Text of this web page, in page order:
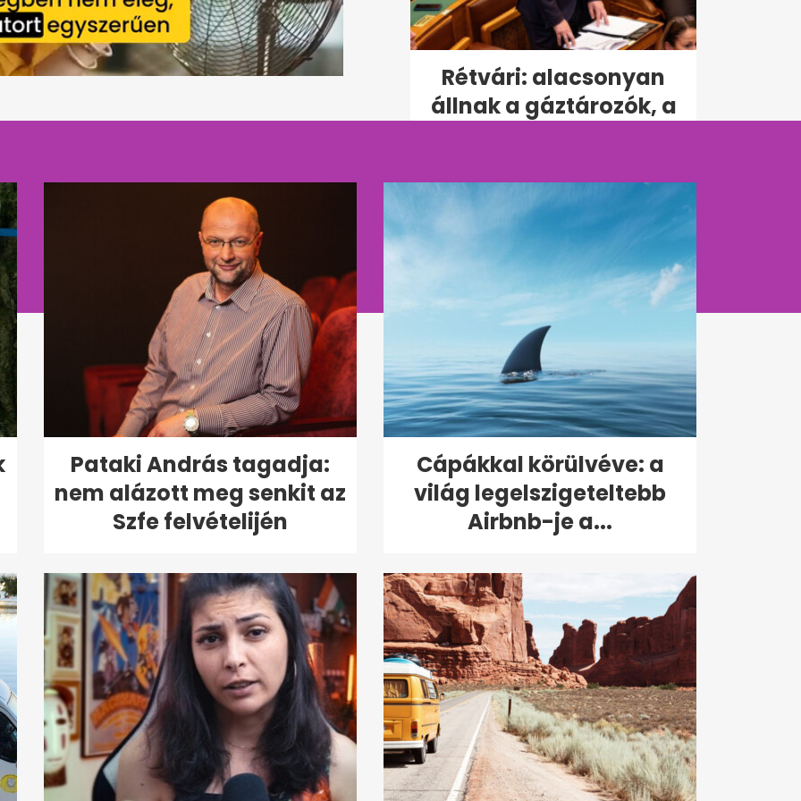
Rétvári: alacsonyan
állnak a gáztározók, a
Pataki András tagadja:
nem alázott meg senkit az
Szfe felvételijén
Cápákkal körülvéve: a
világ legelszigeteltebb
Airbnb-je a...